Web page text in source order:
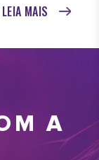
LEIA MAIS
A